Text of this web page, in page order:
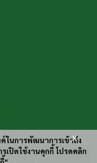
ในการพัฒนาการเข้าถึง
เปิดใช้งานคุกกี้ โปรดคลิก
x